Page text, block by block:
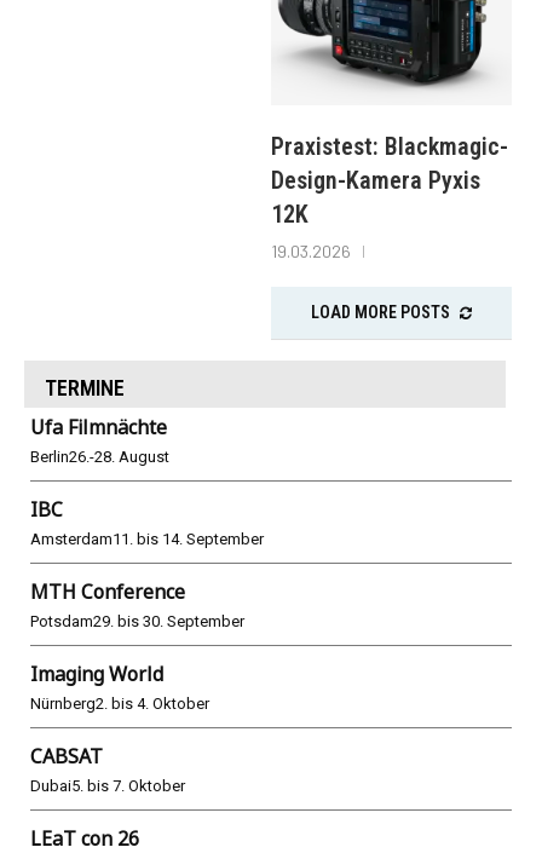
Praxistest: Blackmagic-
Design-Kamera Pyxis
12K
19.03.2026
LOAD MORE POSTS
TERMINE
Ufa Filmnächte
Berlin26.-28. August
IBC
Amsterdam11. bis 14. September
MTH Conference
Potsdam29. bis 30. September
Imaging World
Nürnberg2. bis 4. Oktober
CABSAT
Dubai5. bis 7. Oktober
LEaT con 26